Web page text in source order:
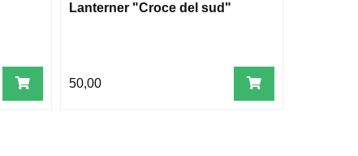
Lanterner "Croce del sud"
50,00